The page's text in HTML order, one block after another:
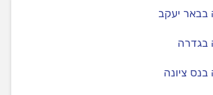
בבאר יעקב
בגדרה
ציונה